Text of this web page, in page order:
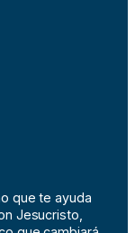
que te ayuda
Jesucristo,